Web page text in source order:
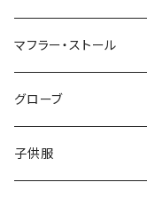
50/XL～
48/L
50/XL～
46/M
48/L
50/XL～
～44/S
46/M
48/L
マフラー・ストール
グローブ
子供服